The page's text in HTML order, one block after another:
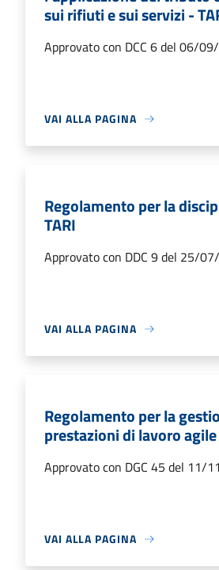
sui rifiuti e sui servizi -
Approvato con DCC 6 del 06/
VAI ALLA PAGINA
Regolamento per la
TARI
Approvato con DDC 9 del 25/
VAI ALLA PAGINA
Regolamento per la
prestazioni di lavoro agile
Approvato con DGC 45 del 11/
VAI ALLA PAGINA